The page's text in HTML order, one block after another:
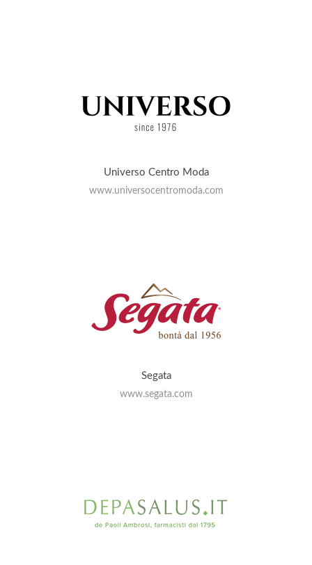
Universo Centro Moda
www.universocentromoda.com
Segata
www.segata.com